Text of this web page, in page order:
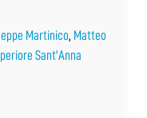
Martinico, Matteo
Sant'Anna